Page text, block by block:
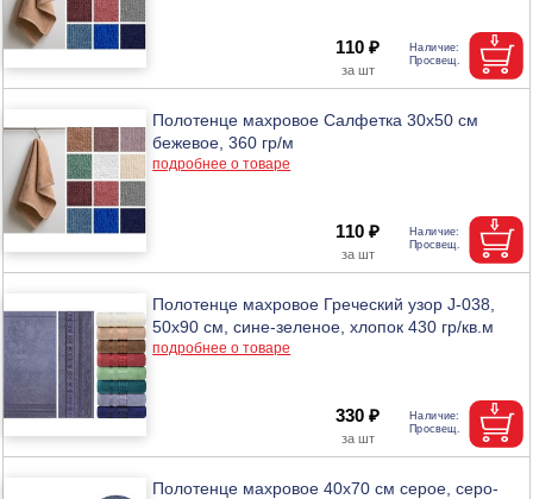
110 ₽
Полотенце махровое Салфетка 30х50 см
бежевое, 360 гр/м
подробнее о товаре
110 ₽
Полотенце махровое Греческий узор J-038,
50х90 см, сине-зеленое, хлопок 430 гр/кв.м
подробнее о товаре
330 ₽
Полотенце махровое 40х70 см серое, серо-